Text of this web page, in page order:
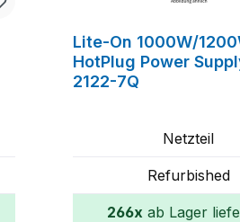
Lite-On 1000W/
HotPlug Power
2122-7Q
Netzteil
Refurbished
266x ab Lager